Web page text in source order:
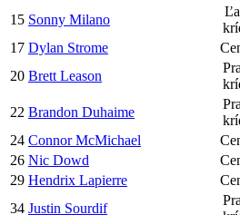
15 Sonny Milano
17 Dylan Strome
20 Brett Leason
22 Brandon Duhaime
24 Connor McMichael
26 Nic Dowd
29 Hendrix Lapierre
34 Justin Sourdif